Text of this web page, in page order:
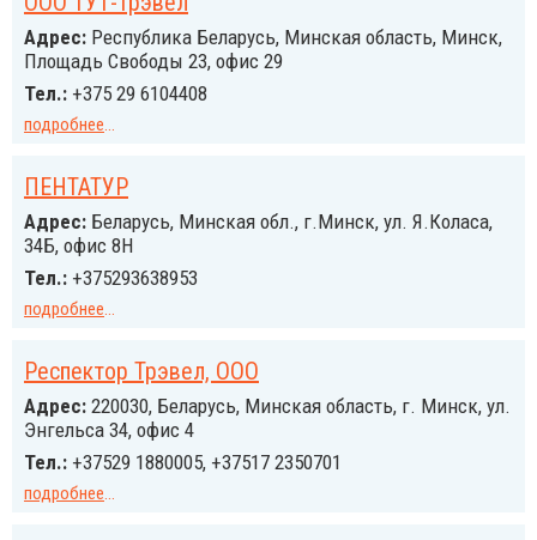
Адрес: Республика Беларусь, Минская область, Минск,
Площадь Свободы 23, офис 29
Тел.: +375 29 6104408
подробнее...
ПЕНТАТУР
Адрес: Беларусь, Минская обл., г.Минск, ул. Я.Коласа,
34Б, офис 8H
Тел.: +375293638953
подробнее...
Респектор Трэвел, ООО
Адрес: 220030, Беларусь, Минская область, г. Минск, ул.
Энгельса 34, офис 4
Тел.: +37529 1880005, +37517 2350701
подробнее...